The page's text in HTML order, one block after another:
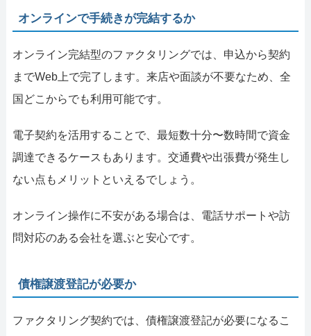
オンラインで手続きが完結するか
オンライン完結型のファクタリングでは、申込から契約
までWeb上で完了します。来店や面談が不要なため、全
国どこからでも利用可能です。
電子契約を活用することで、最短数十分〜数時間で資金
調達できるケースもあります。交通費や出張費が発生し
ない点もメリットといえるでしょう。
オンライン操作に不安がある場合は、電話サポートや訪
問対応のある会社を選ぶと安心です。
債権譲渡登記が必要か
ファクタリング契約では、債権譲渡登記が必要になるこ